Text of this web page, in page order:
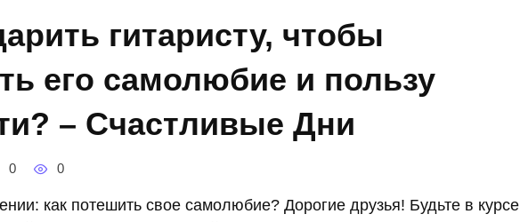
гитаристу, чтобы
его самолюбие и пользу
– Счастливые Дни
0 0
как потешить свое самолюбие? Дорогие друзья! Будьте в курсе